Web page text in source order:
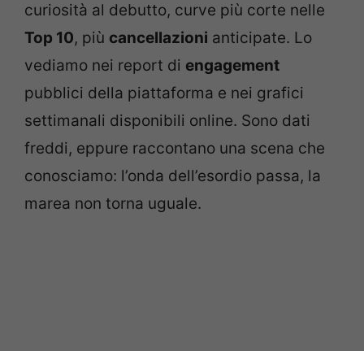
curiosità al debutto, curve più corte nelle
Top 10, più cancellazioni anticipate. Lo
vediamo nei report di engagement
pubblici della piattaforma e nei grafici
settimanali disponibili online. Sono dati
freddi, eppure raccontano una scena che
conosciamo: l’onda dell’esordio passa, la
marea non torna uguale.